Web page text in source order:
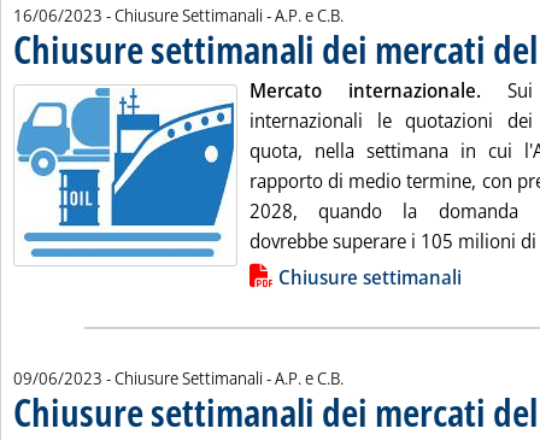
16/06/2023 - Chiusure Settimanali -di:
A.P. e C.B.
Chiusure settimanali dei mercati
Mercato internazionale. Sui
internazionali le quotazioni
quota, nella settimana in cui
rapporto di medio termine, con
2028, quando la domanda
dovrebbe superare i 105 milioni
Lista allegati PDF alla notiziaChiusure settimanali
09/06/2023 - Chiusure Settimanali -di:
A.P. e C.B.
Chiusure settimanali dei mercati